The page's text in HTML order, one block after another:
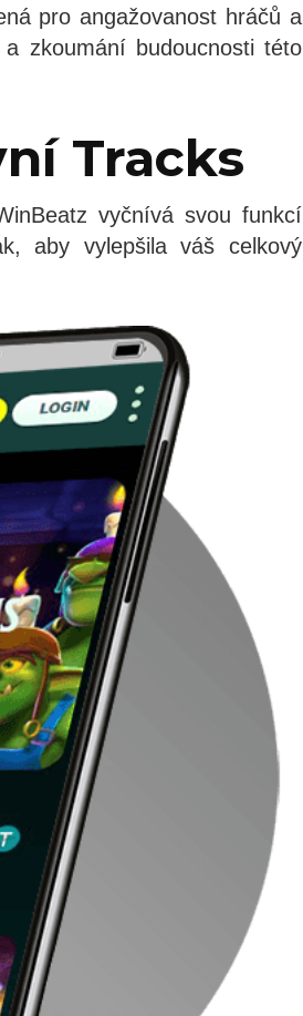
pro angažovanost hráčů a
zkoumání budoucnosti této
Tracks
vyčnívá svou funkcí
aby vylepšila váš celkový